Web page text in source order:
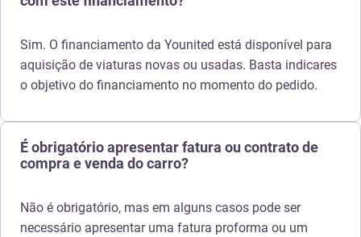
Sim. O financiamento da Younited está disponível para
aquisição de viaturas novas ou usadas. Basta indicares
o objetivo do financiamento no momento do pedido.
É obrigatório apresentar fatura ou contrato de
compra e venda do carro?
Não é obrigatório, mas em alguns casos pode ser
necessário apresentar uma fatura proforma ou um